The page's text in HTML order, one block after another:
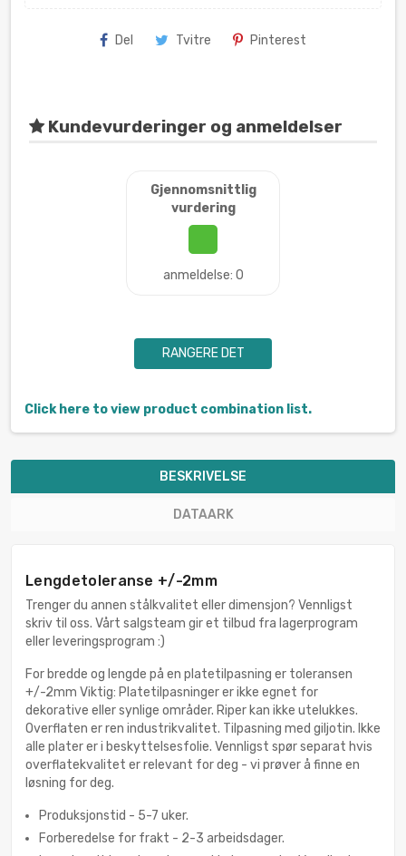
Del Tvitre Pinterest
Kundevurderinger og anmeldelser
Gjennomsnittlig
vurdering
anmeldelse: 0
RANGERE DET
Click here to view product combination list.
BESKRIVELSE
DATAARK
Lengdetoleranse +/-2mm
Trenger du annen stålkvalitet eller dimensjon? Vennligst
skriv til oss. Vårt salgsteam gir et tilbud fra lagerprogram
eller leveringsprogram :)
For bredde og lengde på en platetilpasning er toleransen
+/-2mm Viktig: Platetilpasninger er ikke egnet for
dekorative eller synlige områder. Riper kan ikke utelukkes.
Overflaten er ren industrikvalitet. Tilpasning med giljotin. Ikke
alle plater er i beskyttelsesfolie. Vennligst spør separat hvis
overflatekvalitet er relevant for deg - vi prøver å finne en
løsning for deg.
Produksjonstid - 5-7 uker.
Forberedelse for frakt - 2-3 arbeidsdager.